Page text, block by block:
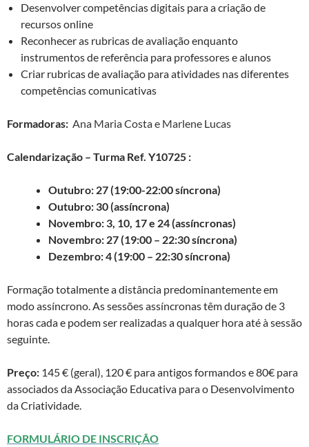
Desenvolver competências digitais para a criação de
recursos online
Reconhecer as rubricas de avaliação enquanto
instrumentos de referência para professores e alunos
Criar rubricas de avaliação para atividades nas diferentes
competências comunicativas
Formadoras: Ana Maria Costa e Marlene Lucas
Calendarização – Turma Ref. Y10725 :
Outubro: 27 (19:00-22:00 síncrona)
Outubro: 30 (assíncrona)
Novembro: 3, 10, 17 e 24 (assíncronas)
Novembro: 27 (19:00 – 22:30 síncrona)
Dezembro: 4 (19:00 – 22:30 síncrona)
Formação totalmente a distância predominantemente em
modo assíncrono. As sessões assíncronas têm duração de 3
horas cada e podem ser realizadas a qualquer hora até à sessão
seguinte.
Preço: 145 € (geral), 120 € para antigos formandos e 80€ para
associados da Associação Educativa para o Desenvolvimento
da Criatividade.
FORMULÁRIO DE INSCRIÇÃO